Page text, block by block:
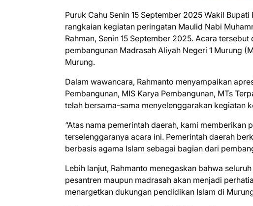
Puruk Cahu Senin 15 September 2025 Wakil
rangkaian kegiatan peringatan Maulid Nabi
Rahman, Senin 15 September 2025. Acara
pembangunan Madrasah Aliyah Negeri 1 Murung
Murung.
Dalam wawancara, Rahmanto menyampaikan
Pembangunan, MIS Karya Pembangunan, MTs
telah bersama-sama menyelenggarakan kegiatan
“Atas nama pemerintah daerah, kami
terselenggaranya acara ini. Pemerintah daerah
berbasis agama Islam sebagai bagian dari
Lebih lanjut, Rahmanto menegaskan bahwa
pesantren maupun madrasah akan menjadi
menargetkan dukungan pendidikan Islam di